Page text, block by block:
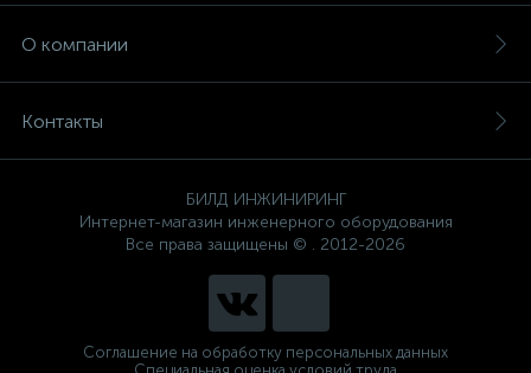
О компании
Контакты
БИЛД ИНЖИНИРИНГ
Интернет-магазин инженерного оборудования
Все права защищены © . 2012-2026
Соглашение на обработку персональных данных